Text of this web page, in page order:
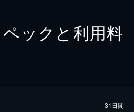
ックと利用料
31日間